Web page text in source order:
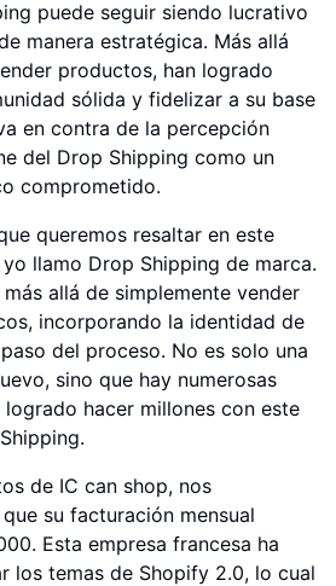
puede seguir siendo lucrativo
manera estratégica. Más allá
productos, han logrado
sólida y fidelizar a su base
en contra de la percepción
del Drop Shipping como un
comprometido.
queremos resaltar en este
llamo Drop Shipping de marca.
allá de simplemente vender
incorporando la identidad de
del proceso. No es solo una
sino que hay numerosas
logrado hacer millones con este
de IC can shop, nos
su facturación mensual
Esta empresa francesa ha
los temas de Shopify 2.0, lo cual